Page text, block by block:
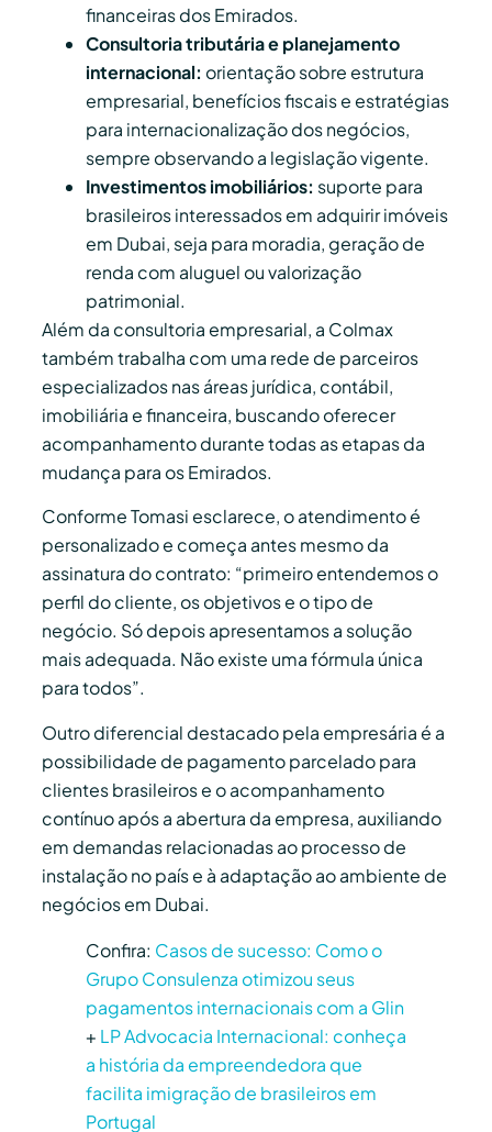
financeiras dos Emirados.
Consultoria tributária e planejamento
internacional: orientação sobre estrutura
empresarial, benefícios fiscais e estratégias
para internacionalização dos negócios,
sempre observando a legislação vigente.
Investimentos imobiliários: suporte para
brasileiros interessados em adquirir imóveis
em Dubai, seja para moradia, geração de
renda com aluguel ou valorização
patrimonial.
Além da consultoria empresarial, a Colmax
também trabalha com uma rede de parceiros
especializados nas áreas jurídica, contábil,
imobiliária e financeira, buscando oferecer
acompanhamento durante todas as etapas da
mudança para os Emirados.
Conforme Tomasi esclarece, o atendimento é
personalizado e começa antes mesmo da
assinatura do contrato: “primeiro entendemos o
perfil do cliente, os objetivos e o tipo de
negócio. Só depois apresentamos a solução
mais adequada. Não existe uma fórmula única
para todos”.
Outro diferencial destacado pela empresária é a
possibilidade de pagamento parcelado para
clientes brasileiros e o acompanhamento
contínuo após a abertura da empresa, auxiliando
em demandas relacionadas ao processo de
instalação no país e à adaptação ao ambiente de
negócios em Dubai.
Confira: Casos de sucesso: Como o
Grupo Consulenza otimizou seus
pagamentos internacionais com a Glin
+ LP Advocacia Internacional: conheça
a história da empreendedora que
facilita imigração de brasileiros em
Portugal